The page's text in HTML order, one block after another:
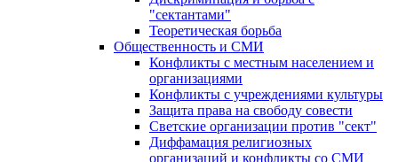
"сектантами"
Теоретическая борьба
Общественность и СМИ
Конфликты с местным населением и
организациями
Конфликты с учреждениями культуры
Защита права на свободу совести
Светские организации против "сект"
Диффамация религиозных
организаций и конфликты со СМИ